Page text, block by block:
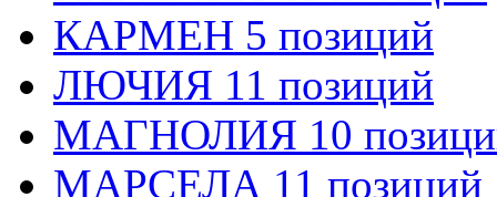
КАРМЕН 5 позиций
ЛЮЧИЯ 11 позиций
МАГНОЛИЯ 10
МАРСЕЛА 11 позиций